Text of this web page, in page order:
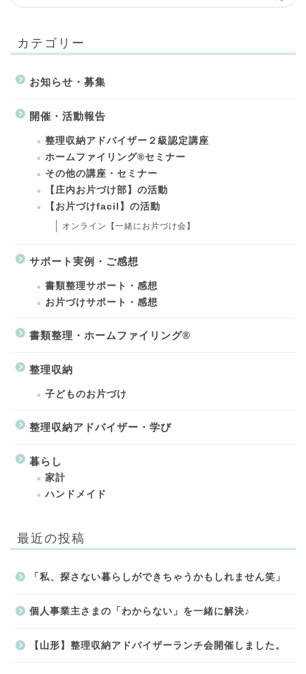
カテゴリー
お知らせ・募集
開催・活動報告
整理収納アドバイザー２級認定講座
ホームファイリング®セミナー
その他の講座・セミナー
【庄内お片づけ部】の活動
【お片づけfacil】の活動
オンライン【一緒にお片づけ会】
サポート実例・ご感想
書類整理サポート・感想
お片づけサポート・感想
書類整理・ホームファイリング®
整理収納
子どものお片づけ
整理収納アドバイザー・学び
暮らし
家計
ハンドメイド
最近の投稿
「私、探さない暮らしができちゃうかもしれません笑」
個人事業主さまの「わからない」を一緒に解決♪
【山形】整理収納アドバイザーランチ会開催しました。